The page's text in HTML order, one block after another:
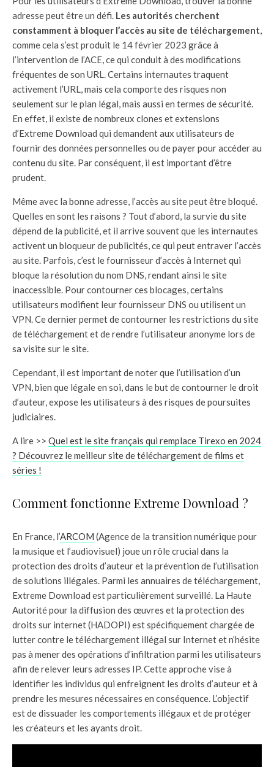
adresse peut être un défi. Les autorités cherchent
constamment à bloquer l’accès au site de téléchargement,
comme cela s’est produit le 14 février 2023 grâce à
l’intervention de l’ACE, ce qui conduit à des modifications
fréquentes de son URL. Certains internautes traquent
activement l’URL, mais cela comporte des risques non
seulement sur le plan légal, mais aussi en termes de sécurité.
En effet, il existe de nombreux clones et extensions
d’Extreme Download qui demandent aux utilisateurs de
fournir des données personnelles ou de payer pour accéder au
contenu du site. Par conséquent, il est important d’être
prudent.
Même avec la bonne adresse, l’accès au site peut être bloqué.
Quelles en sont les raisons ? Tout d’abord, la survie du site
dépend de la publicité, et il arrive souvent que les internautes
activent un bloqueur de publicités, ce qui peut entraver l’accès
au site. Parfois, c’est le fournisseur d’accès à Internet qui
bloque la résolution du nom DNS, rendant ainsi le site
inaccessible. Pour contourner ces blocages, certains
utilisateurs modifient leur fournisseur DNS ou utilisent un
VPN. Ce dernier permet de contourner les restrictions du site
de téléchargement et de rendre l’utilisateur anonyme lors de
sa visite sur le site.
Cependant, il est important de noter que l’utilisation d’un
VPN, bien que légale en soi, dans le but de contourner le droit
d’auteur, expose les utilisateurs à des risques de poursuites
judiciaires.
A lire >> Quel est le site français qui remplace Tirexo en 2024
? Découvrez le meilleur site de téléchargement de films et
séries !
Comment fonctionne Extreme Download ?
En France, l’ARCOM (Agence de la transition numérique pour
la musique et l’audiovisuel) joue un rôle crucial dans la
protection des droits d’auteur et la prévention de l’utilisation
de solutions illégales. Parmi les annuaires de téléchargement,
Extreme Download est particulièrement surveillé. La Haute
Autorité pour la diffusion des œuvres et la protection des
droits sur internet (HADOPI) est spécifiquement chargée de
lutter contre le téléchargement illégal sur Internet et n’hésite
pas à mener des opérations d’infiltration parmi les utilisateurs
afin de relever leurs adresses IP. Cette approche vise à
identifier les individus qui enfreignent les droits d’auteur et à
prendre les mesures nécessaires en conséquence. L’objectif
est de dissuader les comportements illégaux et de protéger
les créateurs et les ayants droit.